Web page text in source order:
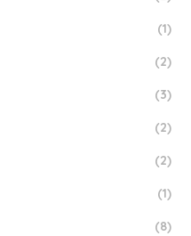
(1)
(2)
(3)
(2)
(2)
(1)
(8)